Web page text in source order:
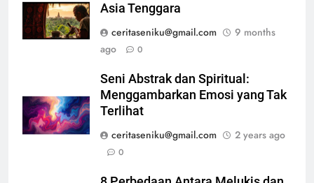
Asia Tenggara
ceritaseniku@gmail.com
9 months
ago
0
Seni Abstrak dan Spiritual:
Menggambarkan Emosi yang Tak
Terlihat
ceritaseniku@gmail.com
2 years ago
0